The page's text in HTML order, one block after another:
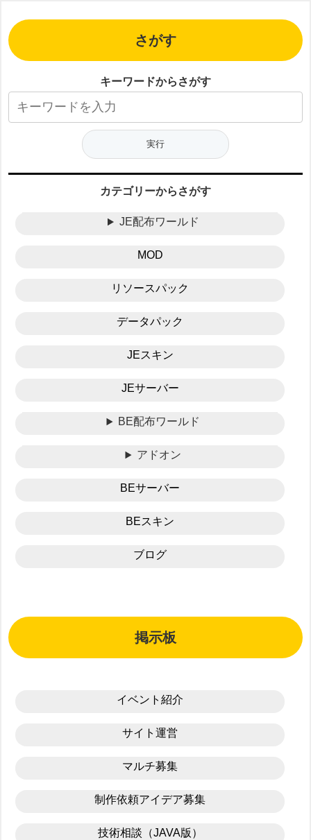
さがす
キーワードからさがす
カテゴリーからさがす
JE配布ワールド
MOD
リソースパック
データパック
JEスキン
JEサーバー
BE配布ワールド
アドオン
BEサーバー
BEスキン
ブログ
掲示板
イベント紹介
サイト運営
マルチ募集
制作依頼アイデア募集
技術相談（JAVA版）